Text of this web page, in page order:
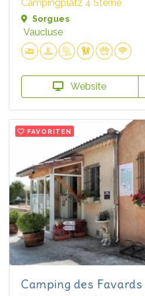
Campingplatz 4 Sterne
Sorgues
Vaucluse
Website
FAVORITEN
Camping des Favards